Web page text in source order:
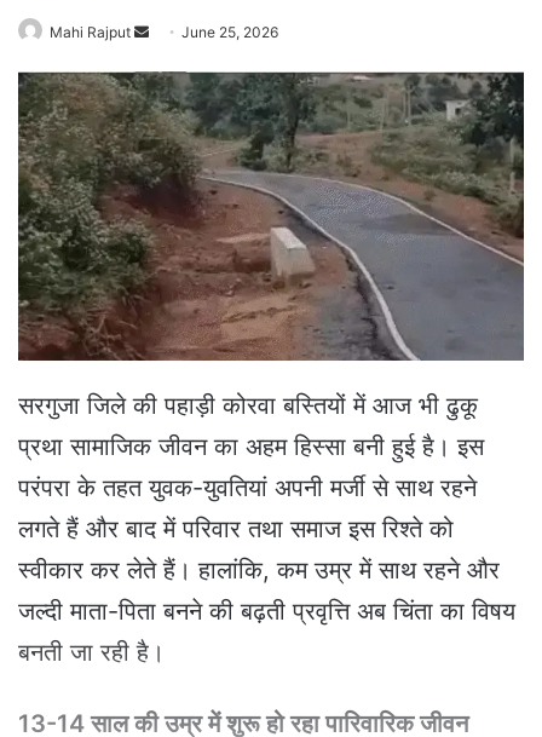
Mahi Rajput
n
d
a
n
m
a
June 25, 2026
सरगुजा जिले की पहाड़ी कोरवा बस्तियों में आज भी ढुकू
प्रथा सामाजिक जीवन का अहम हिस्सा बनी हुई है। इस
परंपरा के तहत युवक-युवतियां अपनी मर्जी से साथ रहने
लगते हैं और बाद में परिवार तथा समाज इस रिश्ते को
स्वीकार कर लेते हैं। हालांकि, कम उम्र में साथ रहने और
जल्दी माता-पिता बनने की बढ़ती प्रवृत्ति अब चिंता का विषय
बनती जा रही है।
13-14 साल की उम्र में शुरू हो रहा पारिवारिक जीवन